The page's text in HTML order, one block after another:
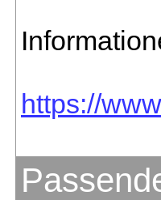
https://